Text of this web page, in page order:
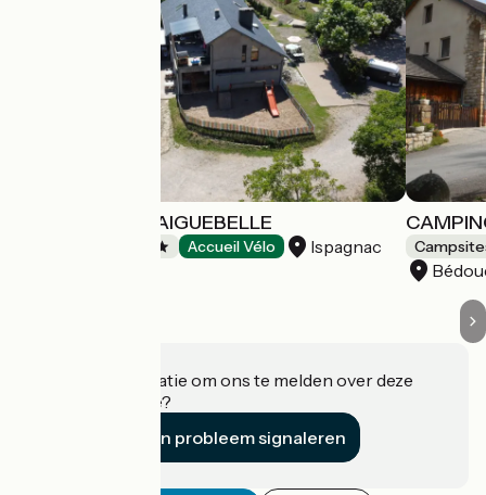
CAMPING DE L'AIGUEBELLE
Accueil Vélo Ispagnac
Heeft u informatie om ons te melden over deze
accommodatie?
Een probleem signaleren